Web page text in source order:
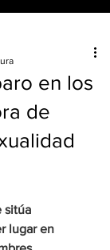
en los
de
sitúa
lugar en